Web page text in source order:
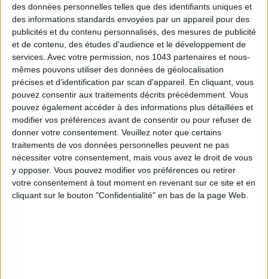
des données personnelles telles que des identifiants uniques et
des informations standards envoyées par un appareil pour des
publicités et du contenu personnalisés, des mesures de publicité
et de contenu, des études d'audience et le développement de
services. Avec votre permission, nos 1043 partenaires et nous-
mêmes pouvons utiliser des données de géolocalisation
précises et d’identification par scan d'appareil. En cliquant, vous
pouvez consentir aux traitements décrits précédemment. Vous
pouvez également accéder à des informations plus détaillées et
modifier vos préférences avant de consentir ou pour refuser de
donner votre consentement. Veuillez noter que certains
traitements de vos données personnelles peuvent ne pas
nécessiter votre consentement, mais vous avez le droit de vous
y opposer. Vous pouvez modifier vos préférences ou retirer
votre consentement à tout moment en revenant sur ce site et en
cliquant sur le bouton "Confidentialité" en bas de la page Web.
S'INSCRIRE
ADOPT PARFUMS RÉVOLUTIONNE LA PARFUMERIE MADE IN FRANCE À PETIT PRIX